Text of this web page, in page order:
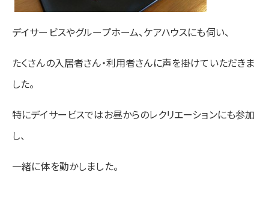
デイサービスやグループホーム、ケアハウスにも伺い、
たくさんの入居者さん・利用者さんに声を掛けていただきま
した。
特にデイサービスではお昼からのレクリエーションにも参加
し、
一緒に体を動かしました。